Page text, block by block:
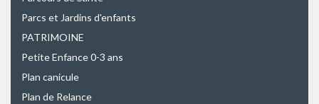
Parcs et Jardins d'enfants
PATRIMOINE
Petite Enfance 0-3 ans
Plan canicule
Plan de Relance